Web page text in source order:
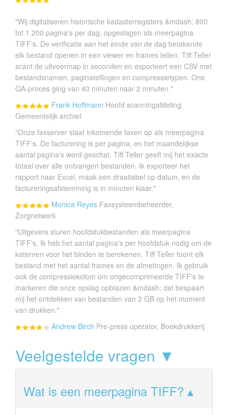
"Wij digitaliseren historische kadasterregisters &mdash; 800
tot 1.200 pagina's per dag, opgeslagen als meerpagina
TIFF's. De verificatie aan het einde van de dag betekende
elk bestand openen in een viewer en frames tellen. Tiff Teller
scant de uitvoermap in seconden en exporteert een CSV met
bestandsnamen, paginatellingen en compressietypen. Ons
QA-proces ging van 40 minuten naar 2 minuten."
Frank Hoffmann Hoofd scanningafdeling,
Gemeentelijk archief
"Onze faxserver slaat inkomende faxen op als meerpagina
TIFF's. De facturering is per pagina, en het maandelijkse
aantal pagina's werd geschat. Tiff Teller geeft mij het exacte
totaal over alle ontvangen bestanden. Ik exporteer het
rapport naar Excel, maak een draaitabel op datum, en de
factureringsafstemming is in minuten klaar."
Monica Reyes Faxsysteembeheerder,
Zorgnetwerk
"Uitgevers sturen hoofdstukbestanden als meerpagina
TIFF's. Ik heb het aantal pagina's per hoofdstuk nodig om de
katernen voor het binden te berekenen. Tiff Teller toont elk
bestand met het aantal frames en de afmetingen. Ik gebruik
ook de compressiekolom om ongecomprimeerde TIFF's te
markeren die onze opslag opblazen &mdash; dat bespaart
mij het ontdekken van bestanden van 2 GB op het moment
van drukken."
Andrew Birch Pre-press operator, Boekdrukkerij
Veelgestelde vragen ▼
Wat is een meerpagina TIFF?